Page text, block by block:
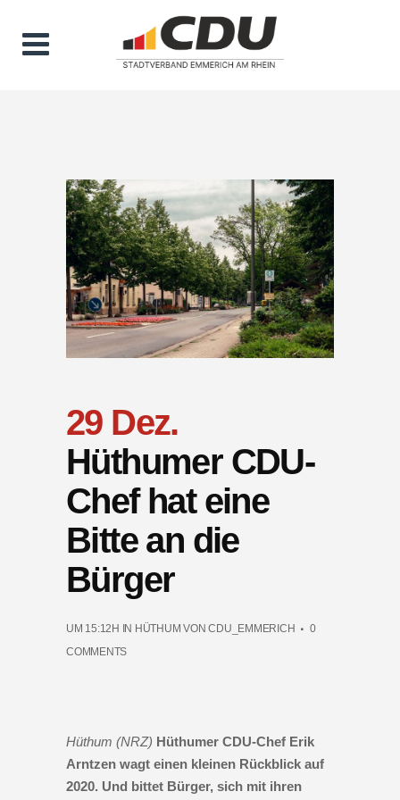
29 Dez.
Hüthumer CDU-
Chef hat eine
Bitte an die
Bürger
UM 15:12H IN HÜTHUM VONCDU_EMMERICH
0
COMMENTS
Hüthum (NRZ) Hüthumer CDU-Chef Erik
Arntzen wagt einen kleinen Rückblick auf
2020. Und bittet Bürger, sich mit ihren